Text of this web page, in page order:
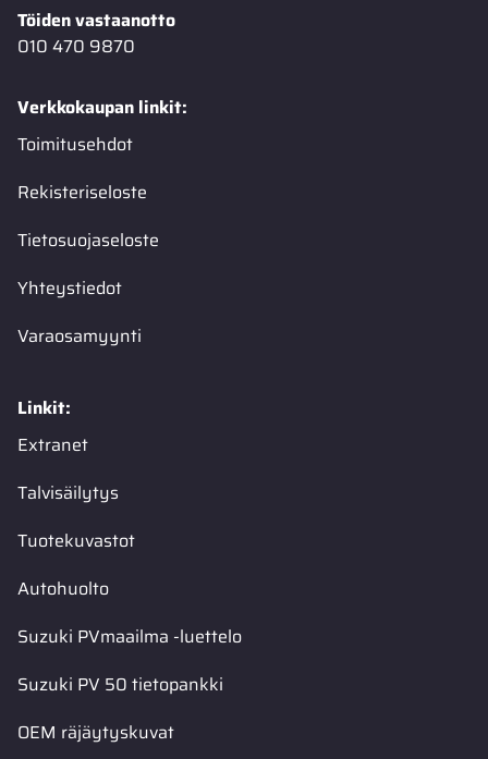
Töiden vastaanotto
010 470 9870
Verkkokaupan linkit:
Toimitusehdot
Rekisteriseloste
Tietosuojaseloste
Yhteystiedot
Varaosamyynti
Linkit:
Extranet
Talvisäilytys
Tuotekuvastot
Autohuolto
Suzuki PVmaailma -luettelo
Suzuki PV 50 tietopankki
OEM räjäytyskuvat